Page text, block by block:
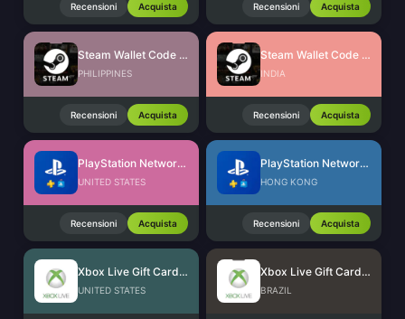
Recensioni Acquista Recensioni Acquista
Steam Wallet Code (PHP)
PHILIPPINES
Recensioni Acquista
Steam Wallet Code (INR)
INDIA
Recensioni Acquista
PlayStation Network Card (US)
UNITED STATES
Recensioni Acquista
PlayStation Network Card (HK)
HONG KONG
Recensioni Acquista
Xbox Live Gift Card (US)
UNITED STATES
Xbox Live Gift Card (BR)
BRAZIL